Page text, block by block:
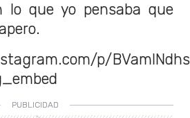
lo que yo pensaba que
p/